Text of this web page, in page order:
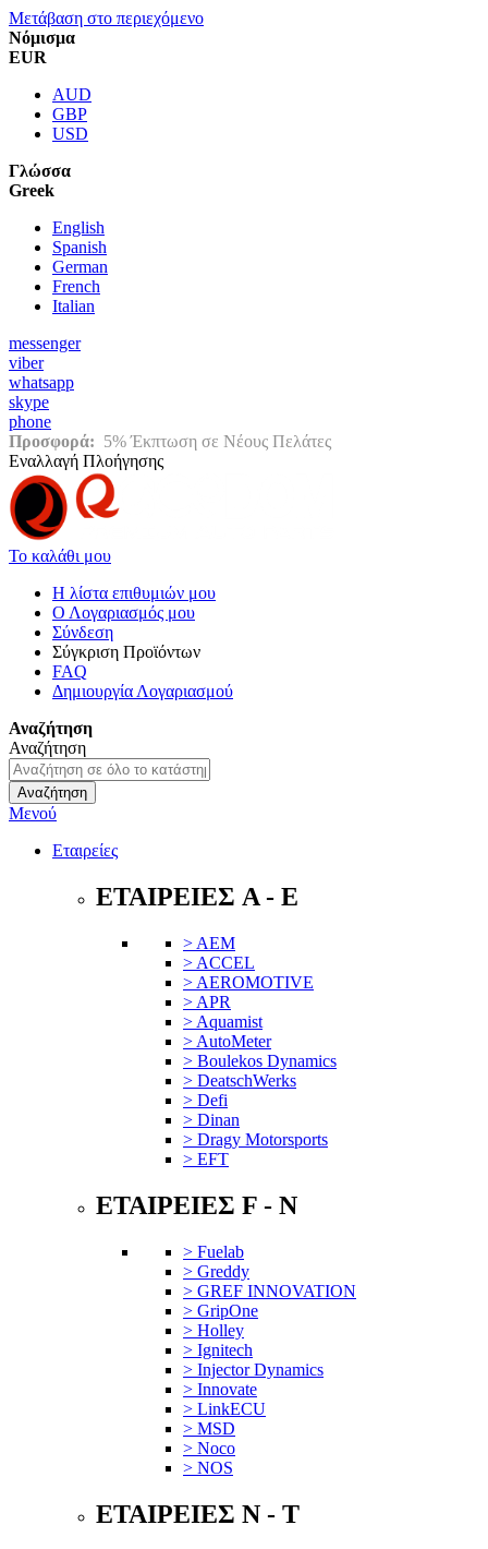
Μετάβαση στο περιεχόμενο
Νόμισμα
EUR
AUD
GBP
USD
Γλώσσα
Greek
English
Spanish
German
French
Italian
messenger
viber
whatsapp
skype
phone
Προσφορά: 5% Έκπτωση σε Νέους Πελάτες
Εναλλαγή Πλοήγησης
Το καλάθι μου
Η λίστα επιθυμιών μου
Ο Λογαριασμός μου
Σύνδεση
Σύγκριση Προϊόντων
FAQ
Δημιουργία Λογαριασμού
Αναζήτηση
Αναζήτηση
Αναζήτηση
Μενού
Εταιρείες
ΕΤΑΙΡΕΙΕΣ A - E
> AEM
> ACCEL
> AEROMOTIVE
> APR
> Aquamist
> AutoMeter
> Boulekos Dynamics
> DeatschWerks
> Defi
> Dinan
> Dragy Motorsports
> EFT
ΕΤΑΙΡΕΙΕΣ F - N
> Fuelab
> Greddy
> GREF INNOVATION
> GripOne
> Holley
> Ignitech
> Injector Dynamics
> Innovate
> LinkECU
> MSD
> Noco
> NOS
ΕΤΑΙΡΕΙΕΣ N - T